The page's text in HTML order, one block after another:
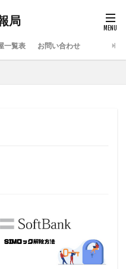
局
一覧表 お問い合わせ